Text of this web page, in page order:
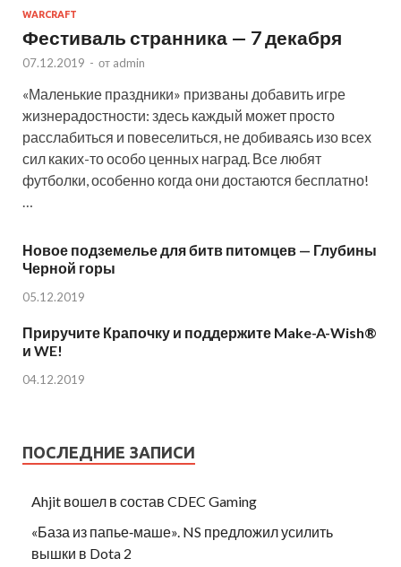
WARCRAFT
Фестиваль странника — 7 декабря
07.12.2019 - от admin
«Маленькие праздники» призваны добавить игре
жизнерадостности: здесь каждый может просто
расслабиться и повеселиться, не добиваясь изо всех
сил каких-то особо ценных наград. Все любят
футболки, особенно когда они достаются бесплатно!
…
Новое подземелье для битв питомцев — Глубины
Черной горы
05.12.2019
Приручите Крапочку и поддержите Make-A-Wish®
и WE!
04.12.2019
ПОСЛЕДНИЕ ЗАПИСИ
Ahjit вошел в состав CDEC Gaming
«База из папье‑маше». NS предложил усилить
вышки в Dota 2